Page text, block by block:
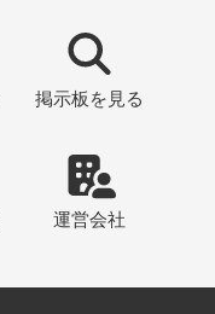
掲示板 を見る
運営会社